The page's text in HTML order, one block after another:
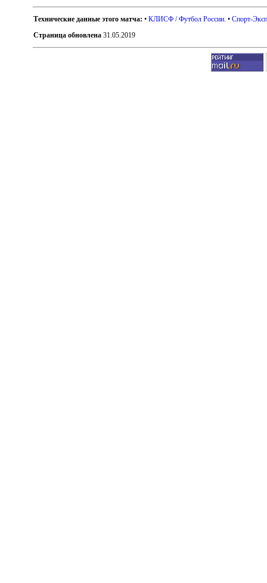
Технические данные этого матча: •КЛИСФ / Футбол России . •Спорт-
Страница обновлена 31.05.2019